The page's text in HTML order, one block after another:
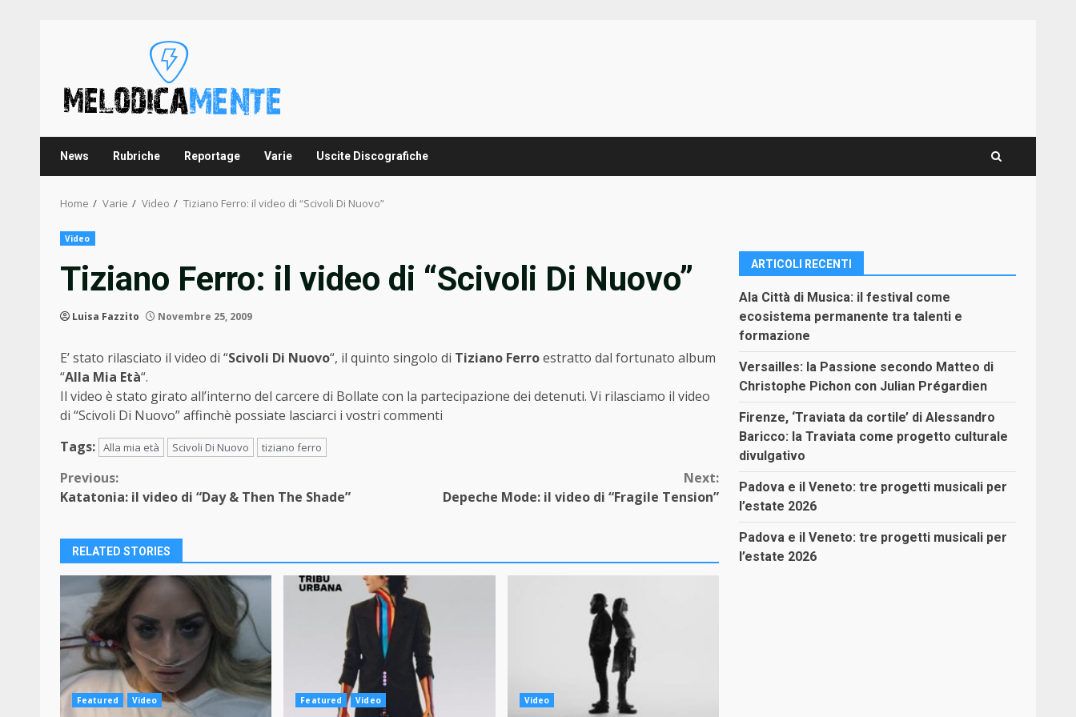
News Rubriche Reportage Varie Uscite Discografiche
Home Varie Video Tiziano Ferro: il video di “Scivoli Di Nuovo”
Video
Tiziano Ferro: il video di “Scivoli Di Nuovo”
Luisa Fazzito Novembre 25, 2009
E’ stato rilasciato il video di “Scivoli Di Nuovo“, il quinto singolo di Tiziano Ferroestratto dal fortunato album
“Alla Mia Età“.
Il video è stato girato all’interno del carcere di Bollate con la partecipazione dei detenuti. Vi rilasciamo il video
di “Scivoli Di Nuovo” affinchè possiate lasciarci i vostri commenti
Tags: Alla mia età Scivoli Di Nuovo tiziano ferro
Continue
Previous:
Katatonia: il video di “Day & Then The Shade”
Next:
Depeche Mode: il video di “Fragile Tension”
RELATED STORIES
Featured Video Featured Video Video
ARTICOLI RECENTI
Ala Città di Musica: il festival come
ecosistema permanente tra talenti e
formazione
Versailles: la Passione secondo Matteo di
Christophe Pichon con Julian Prégardien
Firenze, ‘Traviata da cortile’ di Alessandro
Baricco: la Traviata come progetto culturale
divulgativo
Padova e il Veneto: tre progetti musicali per
l’estate 2026
Padova e il Veneto: tre progetti musicali per
l’estate 2026